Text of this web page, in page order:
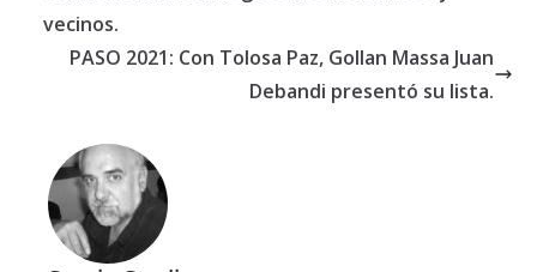
vecinos.
PASO 2021: Con Tolosa Paz, Gollan Massa Juan
Debandi presentó su lista.